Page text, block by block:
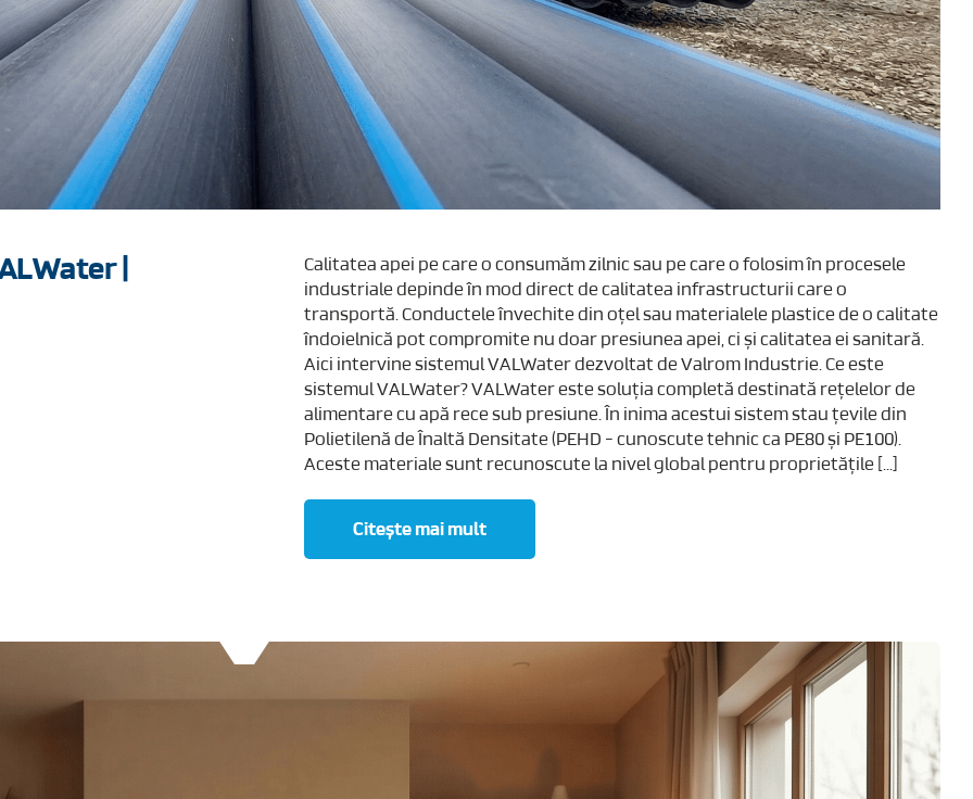
|
Calitatea apei pe care o consumăm zilnic sau pe care o folosim în procesele
industriale depinde în mod direct de calitatea infrastructurii care o
transportă. Conductele învechite din oțel sau materialele plastice de o calitate
îndoielnică pot compromite nu doar presiunea apei, ci și calitatea ei sanitară.
Aici intervine sistemul VALWater dezvoltat de Valrom Industrie. Ce este
sistemul VALWater? VALWater este soluția completă destinată rețelelor de
alimentare cu apă rece sub presiune. În inima acestui sistem stau țevile din
Polietilenă de Înaltă Densitate (PEHD - cunoscute tehnic ca PE80 și PE100).
Aceste materiale sunt recunoscute la nivel global pentru proprietățile [...]
Citește mai mult